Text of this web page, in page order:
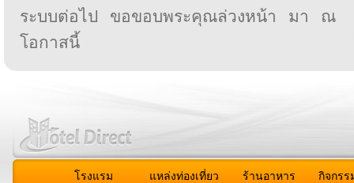
ระบบต่อไป ขอขอบพระคุณล่วงหน้า มา ณ
โอกาสนี้
โรงแรม แหล่งท่องเที่ยว ร้านอาหาร กิจกรร